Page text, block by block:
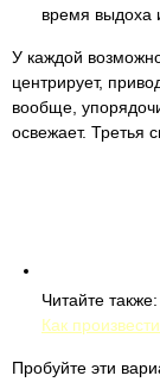
время выдоха
У каждой
центрирует,
вообще,
освежает. Третья
Читайте также:
Как
Пробуйте эти